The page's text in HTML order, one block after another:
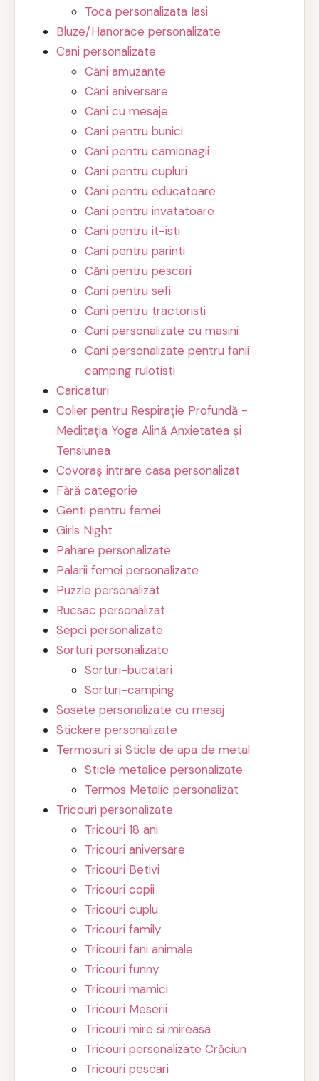
Toca personalizata Iasi
Bluze/Hanorace personalizate
Cani personalizate
Căni amuzante
Căni aniversare
Cani cu mesaje
Cani pentru bunici
Cani pentru camionagii
Cani pentru cupluri
Cani pentru educatoare
Cani pentru invatatoare
Cani pentru it-isti
Cani pentru parinti
Căni pentru pescari
Cani pentru sefi
Cani pentru tractoristi
Cani personalizate cu masini
Cani personalizate pentru fanii
camping rulotisti
Caricaturi
Colier pentru Respirație Profundă -
Meditația Yoga Alină Anxietatea și
Tensiunea
Covoraș intrare casa personalizat
Fără categorie
Genti pentru femei
Girls Night
Pahare personalizate
Palarii femei personalizate
Puzzle personalizat
Rucsac personalizat
Sepci personalizate
Sorturi personalizate
Sorturi-bucatari
Sorturi-camping
Sosete personalizate cu mesaj
Stickere personalizate
Termosuri si Sticle de apa de metal
Sticle metalice personalizate
Termos Metalic personalizat
Tricouri personalizate
Tricouri 18 ani
Tricouri aniversare
Tricouri Betivi
Tricouri copii
Tricouri cuplu
Tricouri family
Tricouri fani animale
Tricouri funny
Tricouri mamici
Tricouri Meserii
Tricouri mire si mireasa
Tricouri personalizate Crăciun
Tricouri pescari